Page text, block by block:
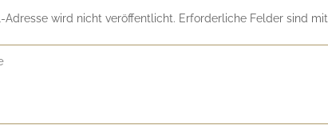
Adresse wird nicht veröffentlicht. Erforderliche Felder sind mit